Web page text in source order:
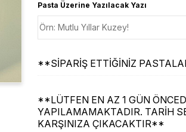
Pasta Üzerine Yazılacak Yazı
**SİPARİŞ ETTİĞİNİZ
**LÜTFEN EN AZ 1 GÜN
YAPILAMAMAKTADIR. TARİH
KARŞINIZA ÇIKACAKTIR**